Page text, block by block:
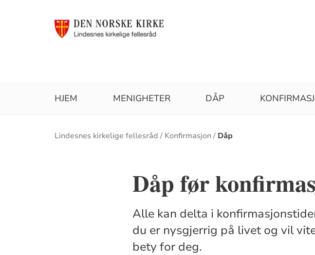
HJEM MENIGHETER DÅP
Brødsmulesti
Lindesnes kirkelige fellesråd Konfirmasjon Dåp
Dåp før
Alle kan delta i
du er nysgjerrig på livet og vil
bety for deg.